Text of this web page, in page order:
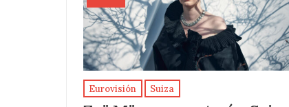
Eurovisión Suiza